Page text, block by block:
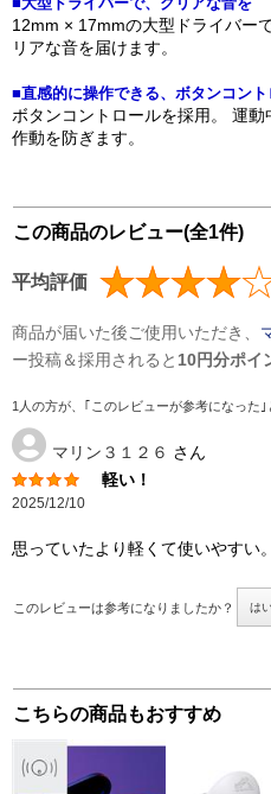
12mm × 17mmの大型ドライバー
リアな音を届けます。
■直感的に操作できる、ボタンコント
ボタンコントロールを採用。 運
作動を防ぎます。
この商品のレビュー(全1件)
平均評価
商品が届いた後ご使用いただき、
ー投稿＆採用されると 10円分ポイ
1人の方が、｢このレビューが参考になった｣
マリン３１２６ さん
軽い！
2025/12/10
思っていたより軽くて使いやすい
このレビューは参考になりましたか？ は
こちらの商品もおすすめ